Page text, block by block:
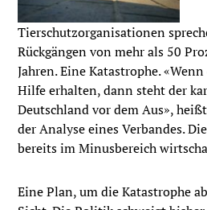
Tierschutzorganisationen
Rückgängen von mehr als 50
Jahren. Eine Katastrophe.
Hilfe erhalten, dann steht der
Deutschland vor dem Aus»,
der Analyse eines Verbandes.
bereits im Minusbereich
Eine Plan, um die Katastrophe